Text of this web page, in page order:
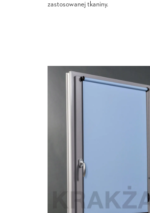
zastosowanej tkaniny.